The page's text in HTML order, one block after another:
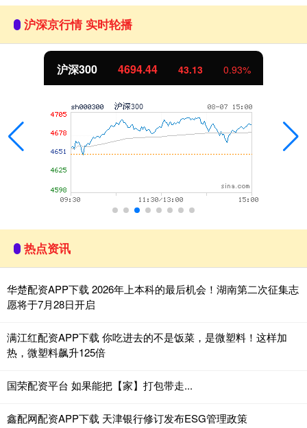
沪深京行情 实时轮播
北证50 1134.24 11.37 1.01%
热点资讯
华楚配资APP下载 2026年上本科的最后机会！湖南第二次征集志
愿将于7月28日开启
满江红配资APP下载 你吃进去的不是饭菜，是微塑料！这样加
热，微塑料飙升125倍
国荣配资平台 如果能把【家】打包带走...
鑫配网配资APP下载 天津银行修订发布ESG管理政策